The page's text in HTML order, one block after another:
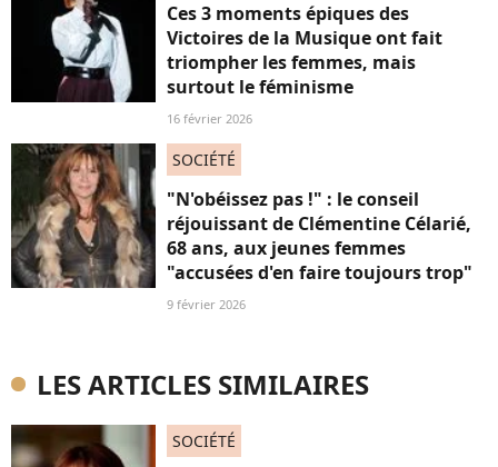
Ces 3 moments épiques des
Victoires de la Musique ont fait
triompher les femmes, mais
surtout le féminisme
16 février 2026
SOCIÉTÉ
"N'obéissez pas !" : le conseil
réjouissant de Clémentine Célarié,
68 ans, aux jeunes femmes
"accusées d'en faire toujours trop"
9 février 2026
LES ARTICLES SIMILAIRES
SOCIÉTÉ